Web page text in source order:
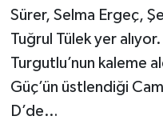
Sürer, Selma Ergeç,
Tuğrul Tülek yer
Turgutlu’nun kaleme
Güç’ün üstlendiği
D’de…